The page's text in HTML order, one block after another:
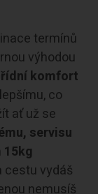
termínů
výhodou
komfort
co
ať už se
servisu
15kg
cestu vydáš
nemusíš